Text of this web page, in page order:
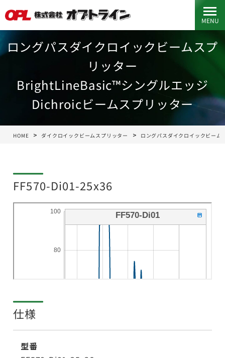
MENU
ロングパスダイクロイックビームスプ
リッター
BrightLineBasic™シングルエッジ
Dichroicビームスプリッター
HOME ダイクロイックビームスプリッター ロングパスダイクロイックビーム
FF570-Di01-25x36
仕様
型番